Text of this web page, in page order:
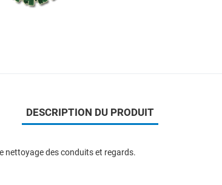
DESCRIPTION DU PRODUIT
nettoyage des conduits et regards.